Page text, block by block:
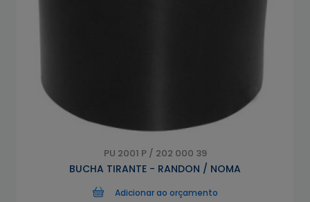
PU 2001 P / 202 000 39
BUCHA TIRANTE - RANDON / NOMA
Adicionar ao orçamento